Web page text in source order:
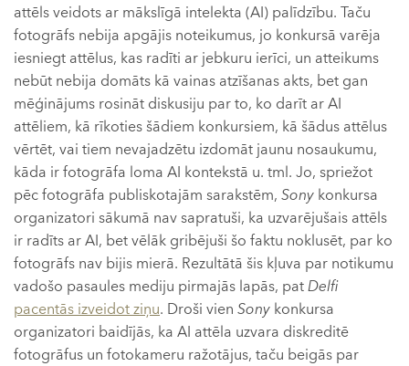
attēls veidots ar mākslīgā intelekta (AI) palīdzību. Taču
fotogrāfs nebija apgājis noteikumus, jo konkursā varēja
iesniegt attēlus, kas radīti ar jebkuru ierīci, un atteikums
nebūt nebija domāts kā vainas atzīšanas akts, bet gan
mēģinājums rosināt diskusiju par to, ko darīt ar AI
attēliem, kā rīkoties šādiem konkursiem, kā šādus attēlus
vērtēt, vai tiem nevajadzētu izdomāt jaunu nosaukumu,
kāda ir fotogrāfa loma AI kontekstā u. tml. Jo, spriežot
pēc fotogrāfa publiskotajām sarakstēm, Sony konkursa
organizatori sākumā nav sapratuši, ka uzvarējušais attēls
ir radīts ar AI, bet vēlāk gribējuši šo faktu noklusēt, par ko
fotogrāfs nav bijis mierā. Rezultātā šis kļuva par notikumu
vadošo pasaules mediju pirmajās lapās, patDelfi
pacentās izveidot ziņu. Droši vien Sony konkursa
organizatori baidījās, ka AI attēla uzvara diskreditē
fotogrāfus un fotokameru ražotājus, taču beigās par